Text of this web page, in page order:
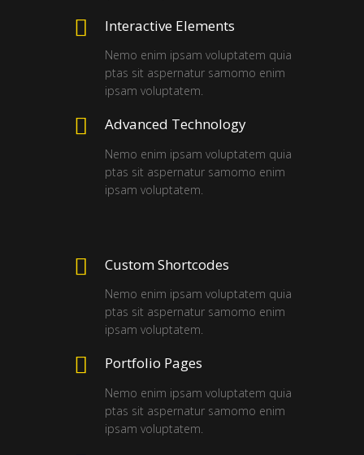
Interactive Elements
Nemo enim ipsam voluptatem quia
ptas sit aspernatur samomo enim
ipsam voluptatem.
Advanced Technology
Nemo enim ipsam voluptatem quia
ptas sit aspernatur samomo enim
ipsam voluptatem.
Custom Shortcodes
Nemo enim ipsam voluptatem quia
ptas sit aspernatur samomo enim
ipsam voluptatem.
Portfolio Pages
Nemo enim ipsam voluptatem quia
ptas sit aspernatur samomo enim
ipsam voluptatem.